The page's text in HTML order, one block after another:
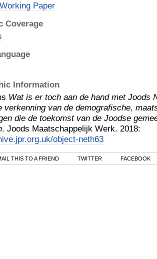
Paper
Coverage
Information
Wat is er toch aan de hand met Joods
verkenning van de demografische,
die de toekomst van de Joodse
. Joods Maatschappelijk Werk. 2018:
object-neth63
THIS TO A FRIEND TWITTER FACEBOOK